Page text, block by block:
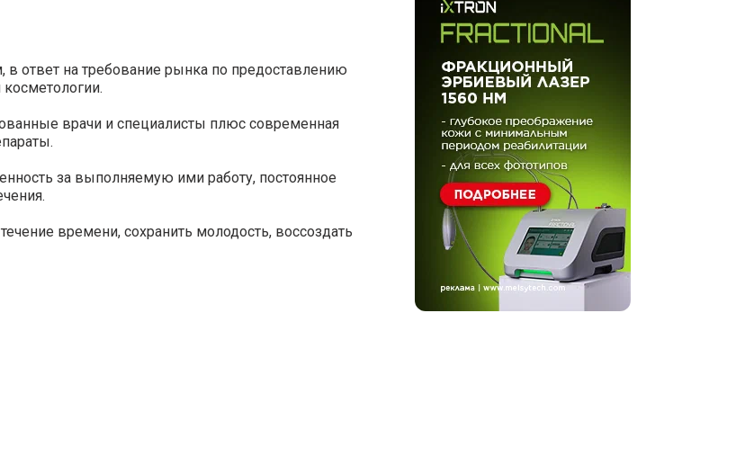
ответ на требование рынка по предоставлению
врачи и специалисты плюс современная
за выполняемую ими работу, постоянное
времени, сохранить молодость, воссоздать